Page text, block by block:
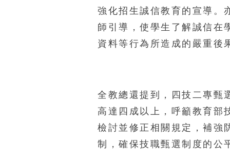
強化招生誠信教育的宣導。
師引導，使學生了解誠信在
資料等行為所造成的嚴重後
全教總還提到，四技二專甄
高達四成以上，呼籲教育部
檢討並修正相關規定，補強
制，確保技職甄選制度的公